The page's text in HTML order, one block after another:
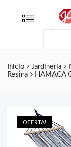
Menu
Inicio Jardinería
Resina
HAMACA
OFERTA!
Folletos
Contacto